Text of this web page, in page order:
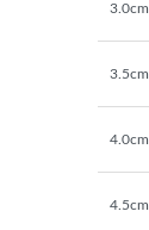
3.0cm
3.5cm
4.0cm
4.5cm